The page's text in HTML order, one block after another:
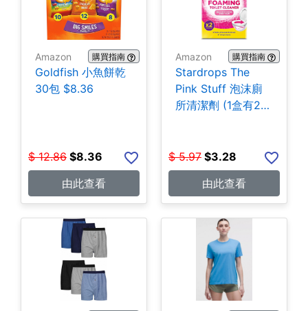
Amazon 購買指南
Goldfish 小魚餅乾
30包 $8.36
$ 12.86 $8.36
由此查看
Amazon 購買指南
Stardrops The
Pink Stuff 泡沫廁
所清潔劑 (1盒有2
$ 5.97 $3.28
由此查看